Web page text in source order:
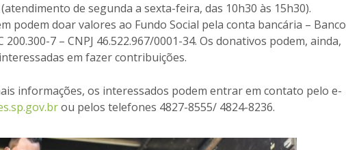
de segunda a sexta-feira, das 10h30 às 15h30).
podem doar valores ao Fundo Social pela conta bancária – Banco
200.300-7 – CNPJ 46.522.967/0001-34. Os donativos podem, ainda,
em fazer contribuições.
informações, os interessados podem entrar em contato pelo e-
ou pelos telefones 4827-8555/ 4824-8236.